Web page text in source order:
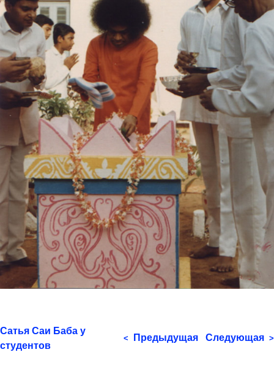
Сатья Саи Баба у
студентов
< Предыдущая Следующая >